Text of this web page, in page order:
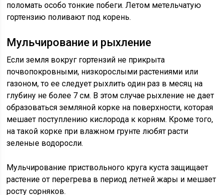
поломать особо тонкие побеги. Летом метельчатую
гортензию поливают под корень.
Мульчирование и рыхление
Если земля вокруг гортензий не прикрыта
почвопокровными, низкорослыми растениями или
газоном, то ее следует рыхлить один раз в месяц на
глубину не более 7 см. В этом случае рыхление не дает
образоваться земляной корке на поверхности, которая
мешает поступлению кислорода к корням. Кроме того,
на такой корке при влажном грунте любят расти
зеленые водоросли.
Мульчирование приствольного круга куста защищает
растение от перегрева в период летней жары и мешает
росту сорняков.